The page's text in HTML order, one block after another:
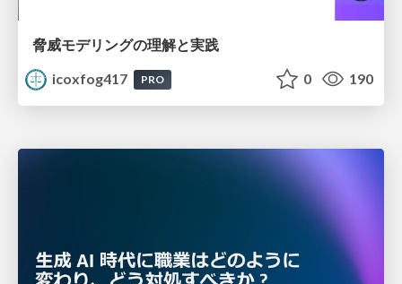
脅威モデリングの理解と実践
icoxfog417
PRO 0 190